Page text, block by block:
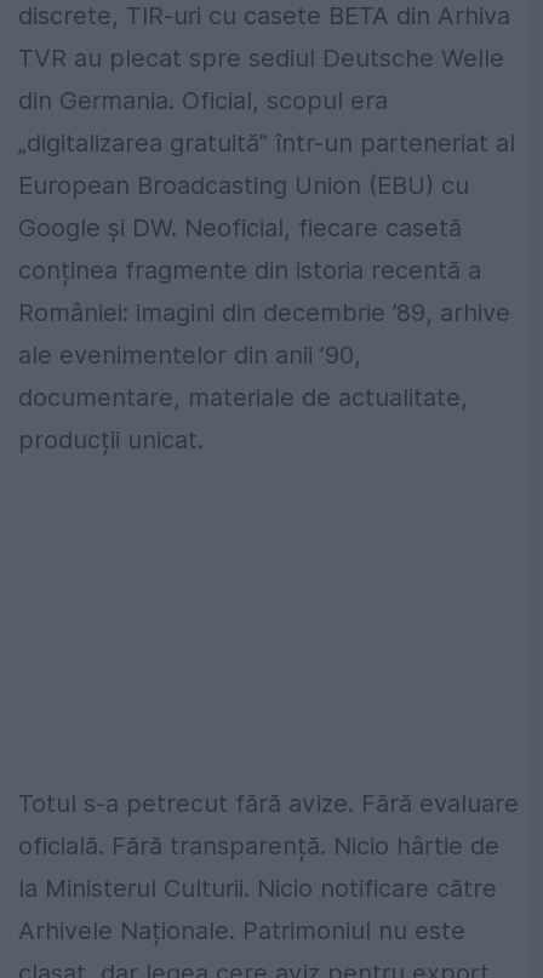
discrete, TIR-uri cu casete BETA din Arhiva
TVR au plecat spre sediul Deutsche Welle
din Germania. Oficial, scopul era
„digitalizarea gratuită” într-un parteneriat al
European Broadcasting Union (EBU) cu
Google și DW. Neoficial, fiecare casetă
conținea fragmente din istoria recentă a
României: imagini din decembrie ’89, arhive
ale evenimentelor din anii ’90,
documentare, materiale de actualitate,
producții unicat.
Totul s-a petrecut fără avize. Fără evaluare
oficială. Fără transparență. Nicio hârtie de
la Ministerul Culturii. Nicio notificare către
Arhivele Naționale. Patrimoniul nu este